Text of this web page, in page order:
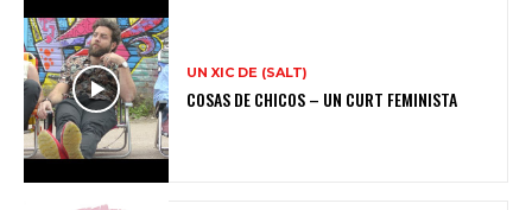
UN XIC DE (SALT)
COSAS DE CHICOS – UN CURT FEMINISTA